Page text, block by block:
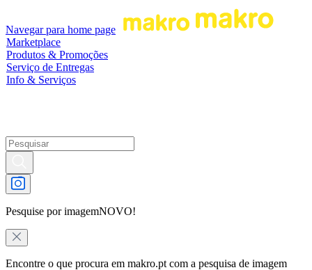
Navegar para home page
Marketplace
Produtos & Promoções
Serviço de Entregas
Info & Serviços
Pesquise por imagemNOVO!
Encontre o que procura em makro.pt com a pesquisa de imagem